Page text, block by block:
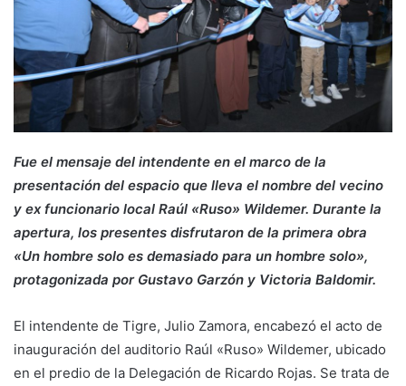
Fue el mensaje del intendente en el marco de la
presentación del espacio que lleva el nombre del vecino
y ex funcionario local Raúl «Ruso» Wildemer. Durante la
apertura, los presentes disfrutaron de la primera obra
«Un hombre solo es demasiado para un hombre solo»,
protagonizada por Gustavo Garzón y Victoria Baldomir.
El intendente de Tigre, Julio Zamora, encabezó el acto de
inauguración del auditorio Raúl «Ruso» Wildemer, ubicado
en el predio de la Delegación de Ricardo Rojas. Se trata de